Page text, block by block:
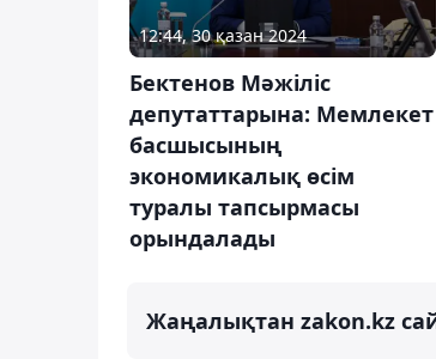
12:44, 30 қазан 2024
Бектенов Мәжіліс
депутаттарына: Мемлекет
басшысының
экономикалық өсім
туралы тапсырмасы
орындалады
Жаңалықтан zakon.kz